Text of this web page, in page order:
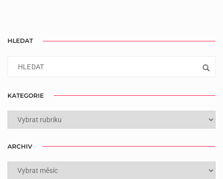
HLEDAT
KATEGORIE
KATEGORIE
ARCHIV
ARCHIV